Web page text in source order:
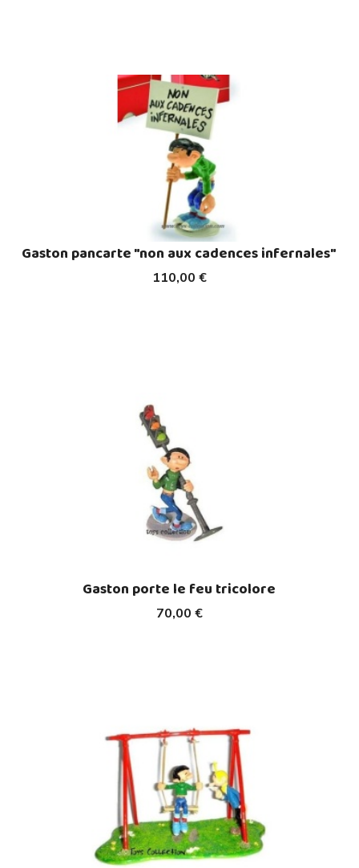
110,00 €
Gaston pancarte "non aux cadences infernales"
70,00 €
Gaston porte le feu tricolore